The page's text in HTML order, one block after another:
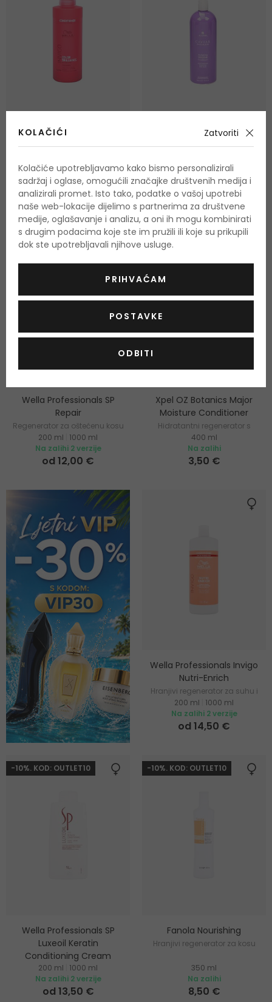
Wella Professionals Invigo
Color Brilliance Fine to
Regenerator za obojenu
nježnu kosu
1000 ml
Na zalihi
32,00 €
Alterna Caviar Anti-Aging
Multiplying Volume
250 ml|1000 ml
Na zalihi 2 verzije
od 26,50 €
Wella Professionals SP
Repair
Regenerator za oštećenu kosu
200 ml
1000 ml
Na zalihi 2 verzije
od 12,00 €
-20%. KOD: OUTLET20
Xpel OZ Botanics Major
Moisture Conditioner
Hidratantni regenerator s
eukaliptusom za suhu kosu
400 ml
Na zalihi
3,50 €
Wella Professionals Invigo
Nutri-Enrich
Hranjivi regenerator za suhu i
oštećenu kosu
200 ml
1000 ml
Na zalihi 2 verzije
od 14,50 €
-10%. KOD: OUTLET10
Wella Professionals SP
Luxeoil Keratin
Conditioning Cream
Kremasti regenerator za
zaštitu kose s keratinom
200 ml
1000 ml
Na zalihi 2 verzije
od 13,50 €
-10%. KOD: OUTLET10
Fanola Nourishing
Hranjivi regenerator za kosu
350 ml
Na zalihi
8,50 €
KOLAČIĆI Zatvoriti
Kolačiće upotrebljavamo kako bismo personalizirali
sadržaj i oglase, omogućili značajke društvenih medija i
analizirali promet. Isto tako, podatke o vašoj upotrebi
naše web-lokacije dijelimo s partnerima za društvene
medije, oglašavanje i analizu, a oni ih mogu kombinirati
s drugim podacima koje ste im pružili ili koje su prikupili
dok ste upotrebljavali njihove usluge.
PRIHVAĆAM
POSTAVKE
ODBITI